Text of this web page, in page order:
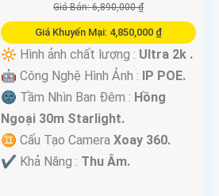
Giá Bán: 6,890,000 ₫
Giá Khuyến Mại: 4,850,000 ₫
🔆 Hình ảnh chất lượng : Ultra 2k .
🤖️ Công Nghệ Hình Ảnh : IP POE.
🌚 Tầm Nhìn Ban Đêm : Hồng
Ngoại 30m Starlight.
♊ Cấu Tạo Camera Xoay 360.
️✔️ Khả Năng : Thu Âm.